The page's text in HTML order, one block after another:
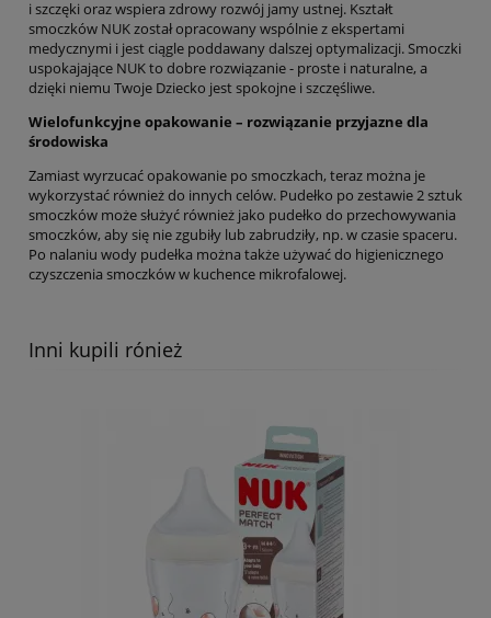
i szczęki oraz wspiera zdrowy rozwój jamy ustnej. Kształt
smoczków NUK został opracowany wspólnie z ekspertami
medycznymi i jest ciągle poddawany dalszej optymalizacji. Smoczki
uspokajające NUK to dobre rozwiązanie - proste i naturalne, a
dzięki niemu Twoje Dziecko jest spokojne i szczęśliwe.
Wielofunkcyjne opakowanie – rozwiązanie przyjazne dla
środowiska
Zamiast wyrzucać opakowanie po smoczkach, teraz można je
wykorzystać również do innych celów. Pudełko po zestawie 2 sztuk
smoczków może służyć również jako pudełko do przechowywania
smoczków, aby się nie zgubiły lub zabrudziły, np. w czasie spaceru.
Po nalaniu wody pudełka można także używać do higienicznego
czyszczenia smoczków w kuchence mikrofalowej.
Inni kupili rónież